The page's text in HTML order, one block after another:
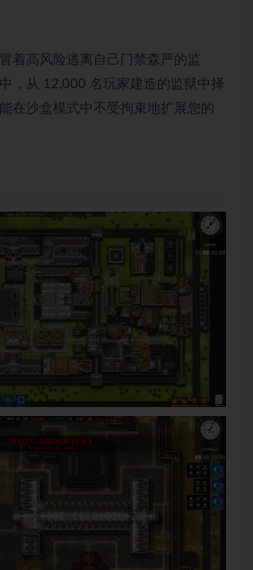
着高风险逃离自己门禁森严的监
，从 12,000 名玩家建造的监狱中择
在沙盒模式中不受拘束地扩展您的